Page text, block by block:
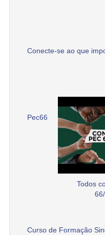
Conecte-se ao que
Pec66
Todos
Curso de Formação